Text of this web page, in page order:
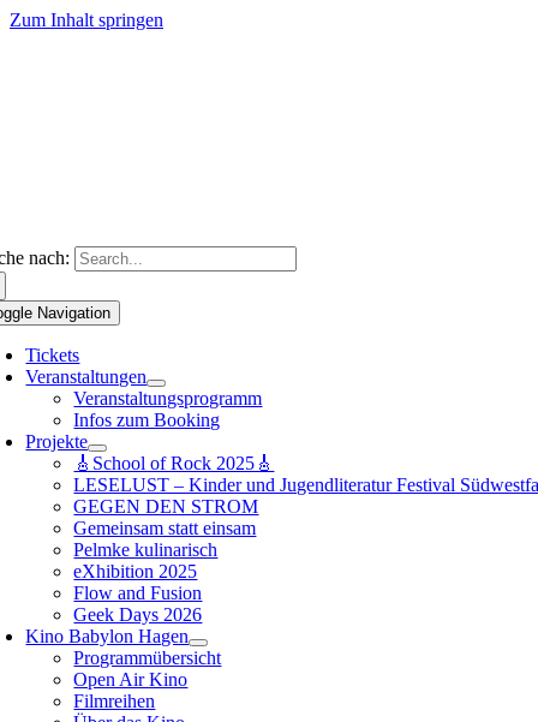
Zum Inhalt springen
nach:
Navigation
Tickets
Veranstaltungen
Veranstaltungsprogramm
Infos zum Booking
Projekte
🎸School of Rock 2025🎸
LESELUST – Kinder und Jugendliteratur Festival
GEGEN DEN STROM
Gemeinsam statt einsam
Pelmke kulinarisch
eXhibition 2025
Flow and Fusion
Geek Days 2026
Kino Babylon Hagen
Programmübersicht
Open Air Kino
Filmreihen